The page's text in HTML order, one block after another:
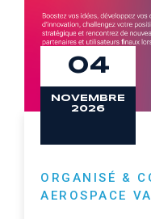
04
NOVEMBRE
2026
ORGANISÉ &
AEROSPACE